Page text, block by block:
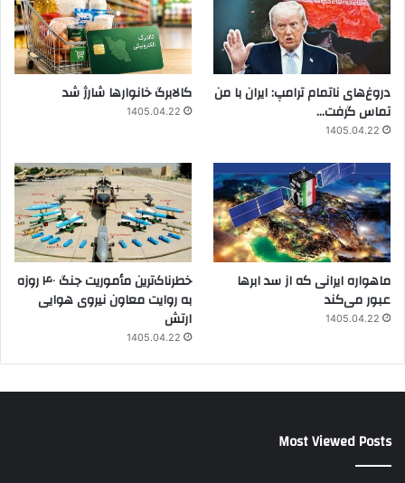
دروغ‌های ناتمام ترامپ: ایران با من
تماس گرفت…
1405.04.22
کالابرگ خانوارها شارژ شد
1405.04.22
ماهواره ایرانی که از سد ابرها
عبور می‌کند
1405.04.22
خطرناک‌ترین مأموریت جنگ ۴۰ روزه
به روایت معاون نیروی هوایی
ارتش
1405.04.22
Most Viewed Posts